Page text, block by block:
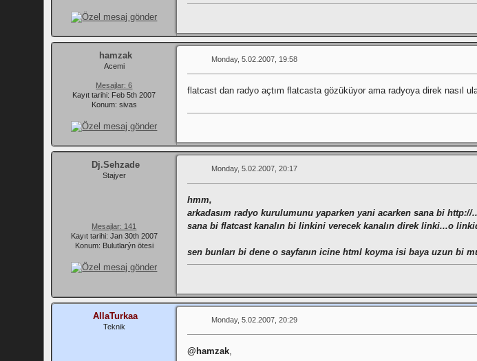
hamzak
Acemi
Mesajlar: 6
Kayıt tarihi: Feb 5th 2007
Konum: sivas
Monday, 5.02.2007, 19:58
flatcast dan radyo açtım flatcasta gözüküyor ama radyoya direk nasıl
Dj.Sehzade
Stajyer
Mesajlar: 141
Kayıt tarihi: Jan 30th 2007
Konum: Bulutlarýn ötesi
Monday, 5.02.2007, 20:17
hmm,
arkadasım radyo kurulumunu yaparken yani acarken sana bi
sana bi flatcast kanalın bi linkini verecek kanalın direk linki...o
sen bunları bi dene o sayfanın icine html koyma isi baya uzun bi
AllaTurkaa
Teknik
Monday, 5.02.2007, 20:29
@hamzak,